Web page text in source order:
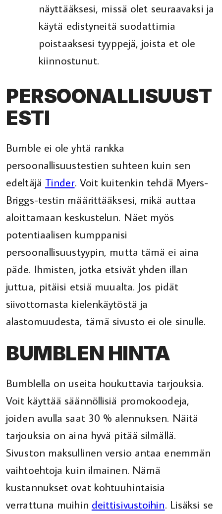
näyttääksesi, missä olet seuraavaksi ja
käytä edistyneitä suodattimia
poistaaksesi tyyppejä, joista et ole
kiinnostunut.
PERSOONALLISUUST
ESTI
Bumble ei ole yhtä rankka
persoonallisuustestien suhteen kuin sen
edeltäjä Tinder. Voit kuitenkin tehdä Myers-
Briggs-testin määrittääksesi, mikä auttaa
aloittamaan keskustelun. Näet myös
potentiaalisen kumppanisi
persoonallisuustyypin, mutta tämä ei aina
päde. Ihmisten, jotka etsivät yhden illan
juttua, pitäisi etsiä muualta. Jos pidät
siivottomasta kielenkäytöstä ja
alastomuudesta, tämä sivusto ei ole sinulle.
BUMBLEN HINTA
Bumblella on useita houkuttavia tarjouksia.
Voit käyttää säännöllisiä promokoodeja,
joiden avulla saat 30 % alennuksen. Näitä
tarjouksia on aina hyvä pitää silmällä.
Sivuston maksullinen versio antaa enemmän
vaihtoehtoja kuin ilmainen. Nämä
kustannukset ovat kohtuuhintaisia
verrattuna muihin deittisivustoihin. Lisäksi se